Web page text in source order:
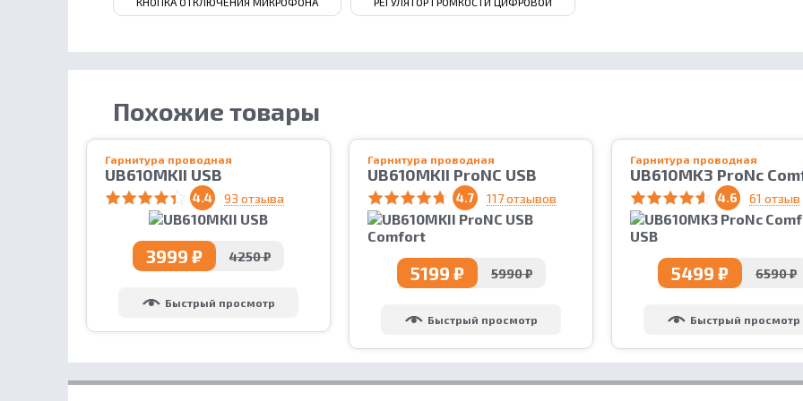
Похожие товары
Гарнитура проводная
UB610MKII USB
4.4 93 отзыва
3999 ₽ 4250 ₽
Быстрый просмотр
Гарнитура проводная
UB610MKII ProNC USB
Comfort
4.7 117 отзывов
5199 ₽ 5990 ₽
Быстрый просмотр
Гарнитура проводная
UB610MK3 ProNc
USB
4.6 61 отзыв
5499 ₽ 6590 ₽
Быстрый просмотр